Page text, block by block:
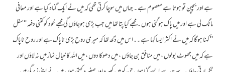
ہے اور بچپن تو ہوتا ہے معصوم ہے ۔ جہاں میں سوچا کرتی تھی کہ میں نے ایک گناہ کیا ہے اور معافی
مانگ لی ہے اور میں پاک ہوگئی ہوں ۔ مجھے کیا پتا تھا میں جب بڑی ہوجاؤں گی مجھے خود کو کتنی دفعہ ''سفل
'' کہنا ہوگا کہ میں نے اکثر ایسا کہا ہے ۔۔اس میں دُکھ تھا کہ میری روح بڑی ناپاک ہے اور روح ناپاک
ہے کہ میں جھوٹ بولوں ، میں منافق بن جاؤں ، میں دھوکا دوں ، میں اللہ کا خیال نماز میں نہ لاؤں اور